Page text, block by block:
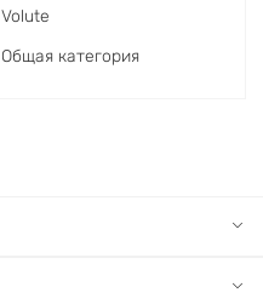
Volute
Общая категория